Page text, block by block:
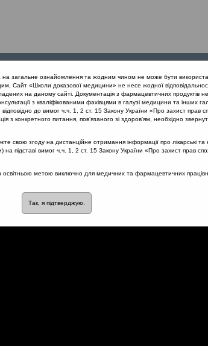
проекту
тонзиліт: клінічні діагностичні критерії
критерії
на загальне ознайомлення та жодним чином не може бути
Сайт «Школи доказової медицини» не несе жодної
на даному сайті. Документація з фармацевтичних продуктів
з кваліфікованими фахівцями в галузі медицини та інших
до вимог ч.ч. 1, 2 ст. 15 Закону України «Про захист прав
конкретного питання, пов’язаного зі здоров’ям, необхідно
свою згоду на дистанційне отримання інформації про лікарські та
підставі вимог ч.ч. 1, 2 ст. 15 Закону України «Про захист прав
освітньою метою виключно для медичних та фармацевтичних
Так, я підтверджую.